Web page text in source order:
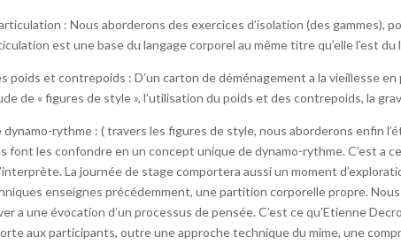
: Nous aborderons des exercices d’isolation (des
est une base du langage corporel au même titre qu’elle l’est du
poids et contrepoids : D’un carton de déménagement a la vieillesse
de « figures de style », l’utilisation du poids et des contrepoids, la
dynamo-rythme : ( travers les figures de style, nous aborderons enfin
font les confondre en un concept unique de dynamo-rythme. C’est a
La journée de stage comportera aussi un moment
enseignes précédemment, une partition corporelle propre.
a une évocation d’un processus de pensée. C’est ce qu’Etienne
aux participants, outre une approche technique du mime, une